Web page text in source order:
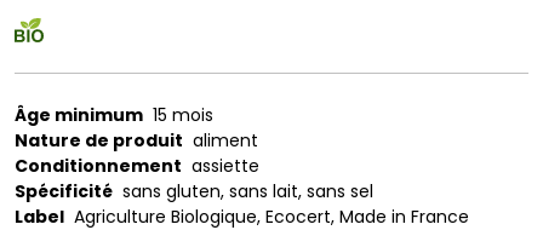
Âge minimum 15 mois
Nature de produit aliment
Conditionnement assiette
Spécificité sans gluten, sans lait, sans sel
Label Agriculture Biologique, Ecocert, Made in France